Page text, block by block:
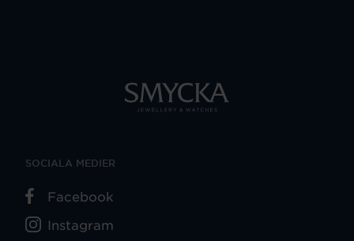
SOCIALA MEDIER
Facebook
Instagram